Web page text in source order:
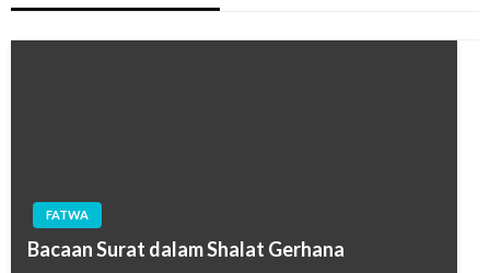
FATWA
Bacaan Surat dalam Shalat Gerhana